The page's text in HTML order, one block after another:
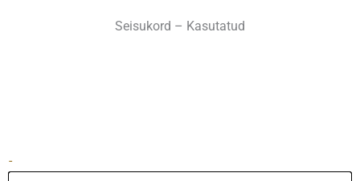
Seisukord – Kasutatud
-Pianinas
"Rosler"